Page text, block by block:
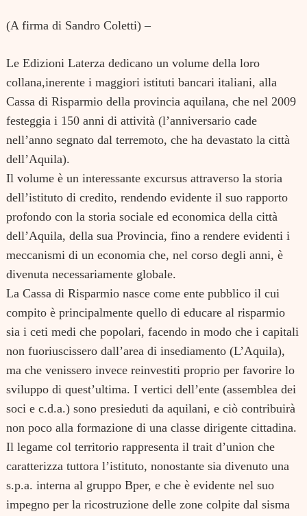
(A firma di Sandro Coletti) –
Le Edizioni Laterza dedicano un volume della loro
collana,inerente i maggiori istituti bancari italiani, alla
Cassa di Risparmio della provincia aquilana, che nel 2009
festeggia i 150 anni di attività (l’anniversario cade
nell’anno segnato dal terremoto, che ha devastato la città
dell’Aquila).
Il volume è un interessante excursus attraverso la storia
dell’istituto di credito, rendendo evidente il suo rapporto
profondo con la storia sociale ed economica della città
dell’Aquila, della sua Provincia, fino a rendere evidenti i
meccanismi di un economia che, nel corso degli anni, è
divenuta necessariamente globale.
La Cassa di Risparmio nasce come ente pubblico il cui
compito è principalmente quello di educare al risparmio
sia i ceti medi che popolari, facendo in modo che i capitali
non fuoriuscissero dall’area di insediamento (L’Aquila),
ma che venissero invece reinvestiti proprio per favorire lo
sviluppo di quest’ultima. I vertici dell’ente (assemblea dei
soci e c.d.a.) sono presieduti da aquilani, e ciò contribuirà
non poco alla formazione di una classe dirigente cittadina.
Il legame col territorio rappresenta il trait d’union che
caratterizza tuttora l’istituto, nonostante sia divenuto una
s.p.a. interna al gruppo Bper, e che è evidente nel suo
impegno per la ricostruzione delle zone colpite dal sisma